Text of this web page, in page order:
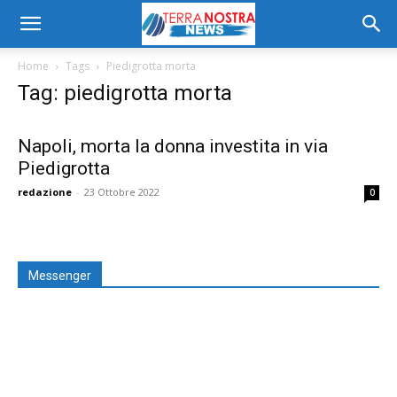
Home Tags Piedigrotta morta
Tag: piedigrotta morta
Napoli, morta la donna investita in via
Piedigrotta
redazione - 23 Ottobre 2022 0
Messenger